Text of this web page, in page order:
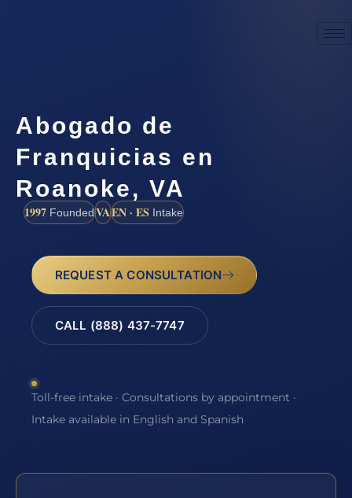
Abogado de
Franquicias en
Roanoke, VA
1997 FoundedVAEN · ES Intake
REQUEST A CONSULTATION
CALL (888) 437-7747
Toll-free intake · Consultations by appointment ·
Intake available in English and Spanish